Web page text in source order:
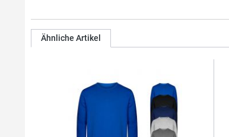
Ähnliche Artikel